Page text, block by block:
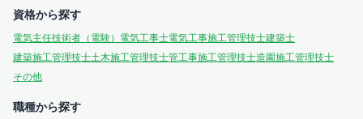
資格から探す
電気主任技術者（電験） 電気工事士電気工事施工管理技士建築士
建築施工管理技士土木施工管理技士管工事施工管理技士造園施工管理技士
その他
職種から探す